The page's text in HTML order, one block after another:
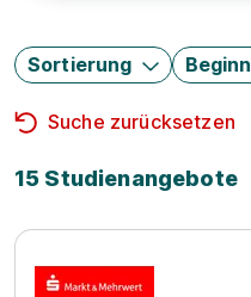
Sortierung Beginn
Suche zurücksetzen
15 Studienangebote